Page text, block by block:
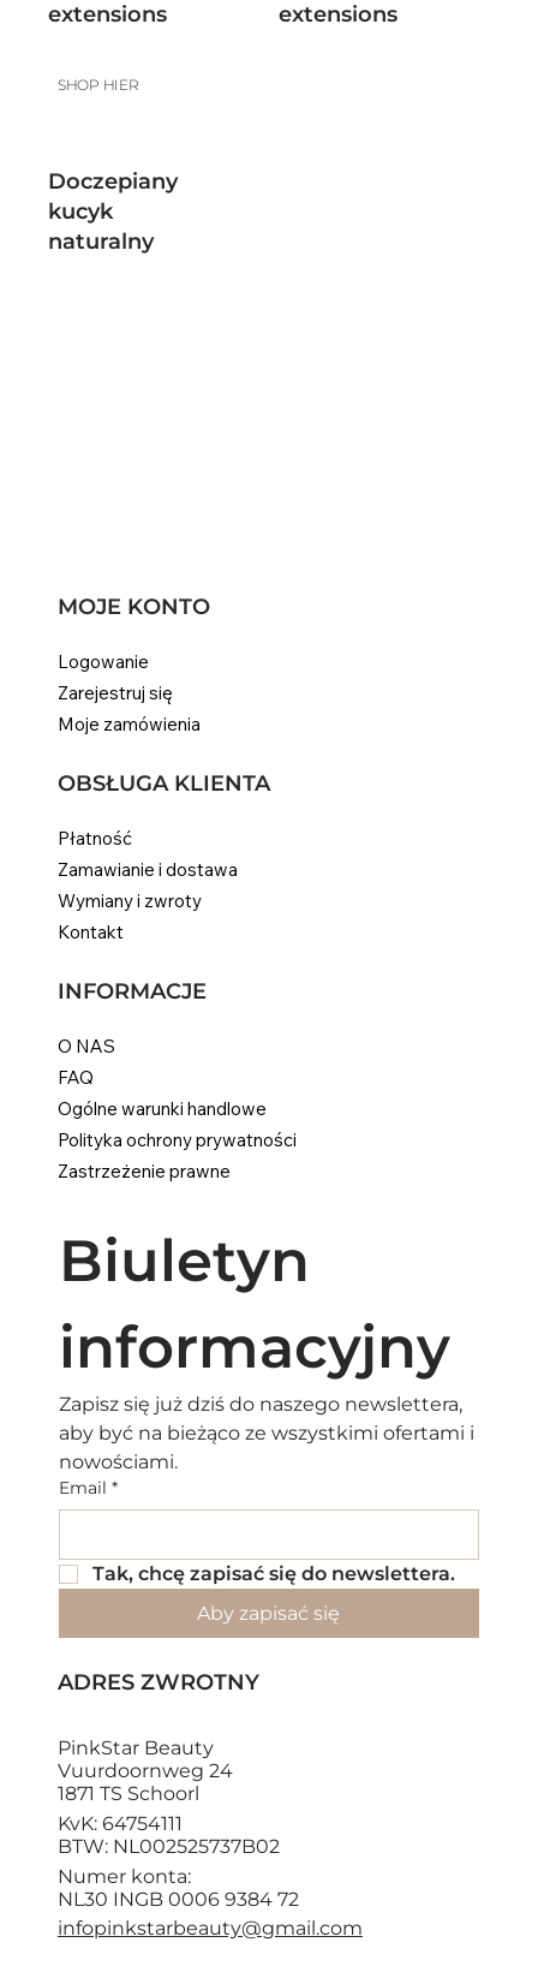
extensions
extensions
Doczepiany
kucyk
naturalny
SHOP HIER
MOJE KONTO
Logowanie
Zarejestruj się
Moje zamówienia
Biuletyn
informacyjny
Zapisz się już dziś do naszego newslettera,
aby być na bieżąco ze wszystkimi ofertami i
nowościami.
Email *
Tak, chcę zapisać się do newslettera.
Aby zapisać się
OBSŁUGA KLIENTA
Płatność
Zamawianie i dostawa
Wymiany i zwroty
Kontakt
INFORMACJE
O NAS
FAQ
Ogólne warunki handlowe
Polityka ochrony prywatności
Zastrzeżenie prawne
ADRES ZWROTNY
PinkStar Beauty
Vuurdoornweg 24
1871 TS Schoorl
KvK: 64754111
BTW: NL002525737B02
Numer konta:
NL30 INGB 0006 9384 72
infopinkstarbeauty@gmail.com